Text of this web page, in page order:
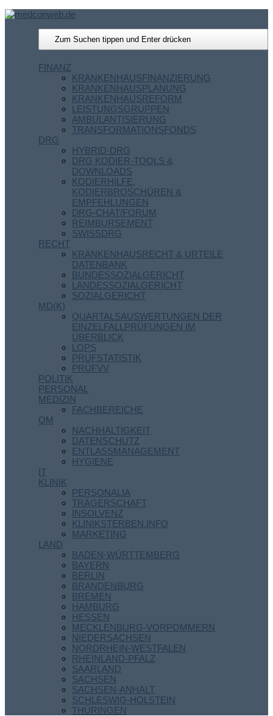
FINANZ
KRANKENHAUSFINANZIERUNG
KRANKENHAUSPLANUNG
KRANKENHAUSREFORM
LEISTUNGSGRUPPEN
AMBULANTISIERUNG
TRANSFORMATIONSFONDS
DRG
HYBRID-DRG
DRG KODIER-TOOLS &
DOWNLOADS
KODIERHILFE,
KODIERBROSCHÜREN &
EMPFEHLUNGEN
DRG-CHAT/FORUM
REIMBURSEMENT
SWISSDRG
RECHT
KRANKENHAUSRECHT & URTEILE
DATENBANK
BUNDESSOZIALGERICHT
LANDESSOZIALGERICHT
SOZIALGERICHT
MD(K)
QUARTALSAUSWERTUNGEN DER
EINZELFALLPRÜFUNGEN IM
ÜBERBLICK
LOPS
PRÜFSTATISTIK
PRÜFVV
POLITIK
PERSONAL
MEDIZIN
FACHBEREICHE
QM
NACHHALTIGKEIT
DATENSCHUTZ
ENTLASSMANAGEMENT
HYGIENE
IT
KLINIK
PERSONALIA
TRÄGERSCHAFT
INSOLVENZ
KLINIKSTERBEN.INFO
MARKETING
LAND
BADEN-WÜRTTEMBERG
BAYERN
BERLIN
BRANDENBURG
BREMEN
HAMBURG
HESSEN
MECKLENBURG-VORPOMMERN
NIEDERSACHSEN
NORDRHEIN-WESTFALEN
RHEINLAND-PFALZ
SAARLAND
SACHSEN
SACHSEN-ANHALT
SCHLESWIG-HOLSTEIN
THÜRINGEN